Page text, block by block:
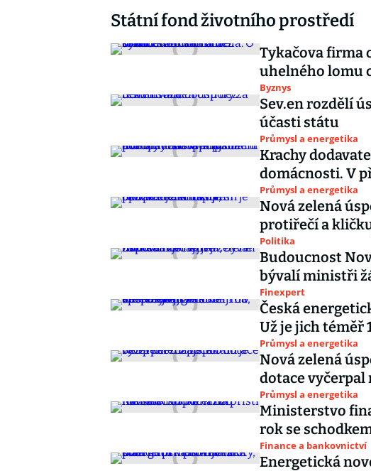
Státní fond životního prostředí
Tykačova firma
uhelného lomu
Byznys
Sev.en rozdělí
účasti státu
Průmysl a energetika
Krachy
domácnosti. V
Průmysl a energetika
Nová zelená
protiřečí a
Politika
Budoucnost
bývalí ministři
Finexpert
Česká
Už je jich téměř
Průmysl a energetika
Nová zelená
dotace vyčerpal
Průmysl a energetika
Ministerstvo
rok se
Finance a bankovnictví
Energetická